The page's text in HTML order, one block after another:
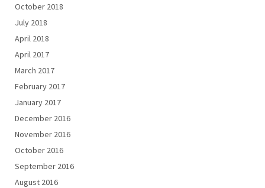
October 2018
July 2018
April 2018
April 2017
March 2017
February 2017
January 2017
December 2016
November 2016
October 2016
September 2016
August 2016